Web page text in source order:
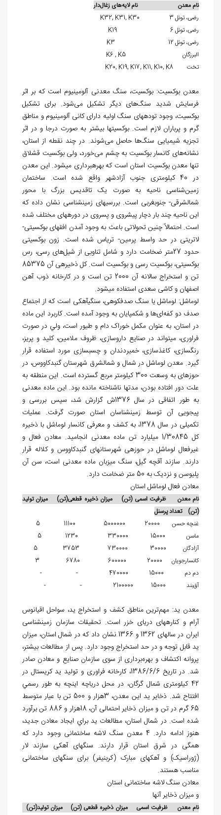
نام معدن نام لایه‌‏های زغال‌‏دار
رضی، تونل 3 K32, K31, K30
رضی، تونل 6 K19
رضی، تونل 12 K3
البرزگان K6 , K5
تخت K20, K19, K17, K11, K10, K8
معدن بوکسیت: بوکسیت، سنگ معدنی آلومینیوم است که بر اثر
فرسایش شدید سنگ‌های دیگر تشکیل می‌شود. برای تشکیل
بوکسیت، وجود توده‏های سنگ اولیه دارای کانی آلومینیوم و مناطق
گرم و پرباران لازم است. بوکسیت‏ها بیشتر به صورت درجا و در اثر
تجزیه شیمیایی سنگ‌ها حاصل می‌شوند. در چند نقطه از استان،
نشانه‌های کانسار بوکسیت به چشم می‌خورد، ولی بوکسیت قشلاق
تنها معدن بوکسیت استان است که بهره‏برداری می‎شود. این معدن
در 40 کیلومتری جنوب آزادشهر واقع شده است. ساختمان
زمین‌شناسی ناحیه به صورت یک تاقدیس بزرگ با محور
شمال‎شرقی- جنوب‎غربی است. بررسی‎های زمین‎شناسی نشان داده که
این ناحیه چند بار دچار پیشروی و پسروی در دوره‎های مختلف شده
است. احتمالاً چنین تحولاتی باعث به وجود آمدن افق‎های بوکسیتی-
لاتریتی در حد واسط پرمین- تریاس شده است. زون بوکسیتی
حدود 27متر ضخامت دارد و شامل تناوبی از شیل‌های رسی، رس
بوکسیتی، بوکسیت رسی و بوکسیت است. کل ذخیره‏ی آن 85375
تن و استخراج سالانه آن 2000 تن است و در کارخانه ذوب آهن
اصفهان و کاشی سعدی استفاده می‏شود.
لوماشل: لوماشل یا سنگ صدف‏کوهی، سنگی‏آهکی است که از اجتماع
صدف دو کفه‌ای‌ها و شکم‏پایان به وجود آمده است. کاربرد این ماده
در استان، به عنوان مکمل خوراک دام و طیور است، ولي در صورت
فراوری، می‎تواند در صنایع داروسازی، ظروف ملامین، کلید و پریز،
رنگ‏سازی، کاغذسازی، خمیردندان و چسب‏سازی مورد استفاده قرار
گیرد. معدن لوماشل در شمال و شمال‏شرق شهرستان گنبدکاووس، در
حوزه‎ای به وسعت 300 کیلومتر مربع گسترده است. این منطقه به
علت دور افتاده بودن، مدت‎ها ناشناخته مانده بود. این ماده معدنی
به طور اتفاقی در سال 1376ش گزارش شد، سپس بررسی و
پی‏جویی آن توسط زمین‎شناسان استان صورت گرفت. عملیات
تکمیلی در سال 1378، به کشف و معرفی کانسار لوماشل با ذخیره
کل 1/30845 میلیارد تن ماده معدنی انجامید. معادن فعال و
غیرفعال لوماشل در حوزه‏ی شهرستان‎های گنبدکاووس و کلاله قرار
دارند. سازند آقچه گیل، سنگ میزبان ماده معدنی است، سن آن
پلیوسن و نزدیک به 50 متر ضخامت دارد.
معادن فعال لوماشل استان
نام معدن ظرفیت اسمی (تن) میزان ذخیره قطعی(تن) میزان تولید
(تن) تعداد پرسنل
غنچه حسن 20000 5000000 11100 5
ماسن 15000 330000 1230 5
آزادگان 30000 730000 3753 5
کانسارجویان 20000 600000 6780 3
دم دم 15000 470000 - -
آق‌بند 15000 2100000 - -
معدن ید: مهم‌ترین مناطق کشف و استخراج ید، سواحل اقیانوس
آرام و کناره‎های دریای خزر است. تحقیقات سازمان زمین‎شناسی
ایران در سال‎های 1362 و 1366 نشان داد که در شمال استان، میزان
ید قابل توجه و در حد استخراج وجود دارد. پس از مطالعات بیشتر،
پروانه اکتشاف و بهره‌برداری از سوی سازمان صنایع و معادن صادر
شد. در تاریخ 1386/6/6، کارخانه فراوری و تولید ید کریستال در
42 کیلومتری شمال گرگان، در محل دریاچه اینچه به طور رسمي
افتتاح شد. ذخایر ید این معدن، 3هزار و 500 تن با عیار متوسط
65 گرم در تن و میزان ذخایر احتمالی آن، 18هزار و 886 تن برآورد
شده است. در شمال استان، مطالعات ید براي ایجاد معادن جدید،
هنوز ادامه دارد. 4 معدن سنگ لاشه ساختمانی وجود دارد که
همگی در شرق استان قرار دارند. سنگ‎های آهکی سازند لار
(ژوراسیک) و آهک‎های مبارک (کربنیفر) برای سنگ‎های ساختمانی
مناسب هستند.
معادن سنگ لاشه ساختمانی استان
و میزان ذخایر آن‎ها
نام معدن ظرفیت اسمی میزان ذخیره قطعی (تن) میزان تولید(تن)